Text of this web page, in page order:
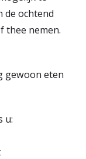
de ochtend
thee nemen.
gewoon eten
u: